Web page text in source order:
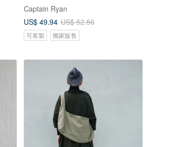
Captain Ryan
US$ 49.94 US$ 52.56
可客製 獨家販售